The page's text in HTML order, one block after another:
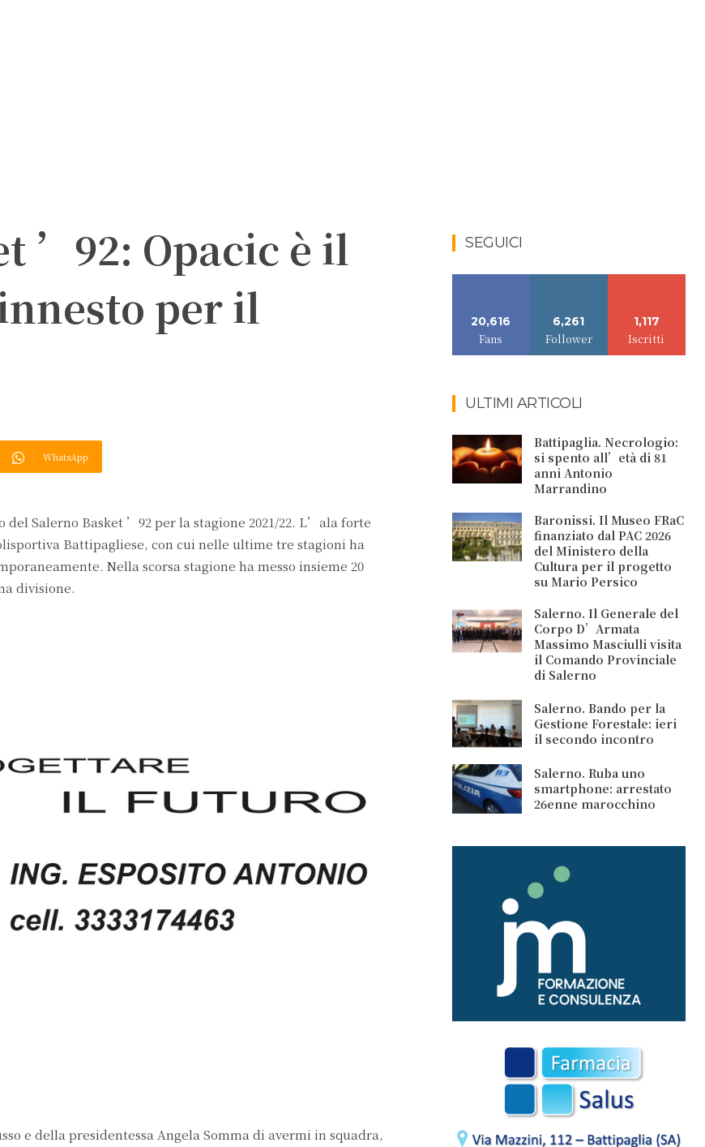
’92: Opacic è il
per il
WhatsApp
Salerno Basket ’92 per la stagione 2021/22. L’ala forte
Battipagliese, con cui nelle ultime tre stagioni ha
Nella scorsa stagione ha messo insieme 20
divisione.
e della presidentessa Angela Somma di avermi in squadra,
SEGUICI
20,616
Fans
6,261
Follower
1,117
Iscritti
ULTIMI ARTICOLI
Battipaglia. Necrologio:
si spento all’età di 81
anni Antonio
Marrandino
Baronissi. Il Museo FRaC
finanziato dal PAC 2026
del Ministero della
Cultura per il progetto
su Mario Persico
Salerno. Il Generale del
Corpo D’Armata
Massimo Masciulli visita
il Comando Provinciale
di Salerno
Salerno. Bando per la
Gestione Forestale: ieri
il secondo incontro
Salerno. Ruba uno
smartphone: arrestato
26enne marocchino